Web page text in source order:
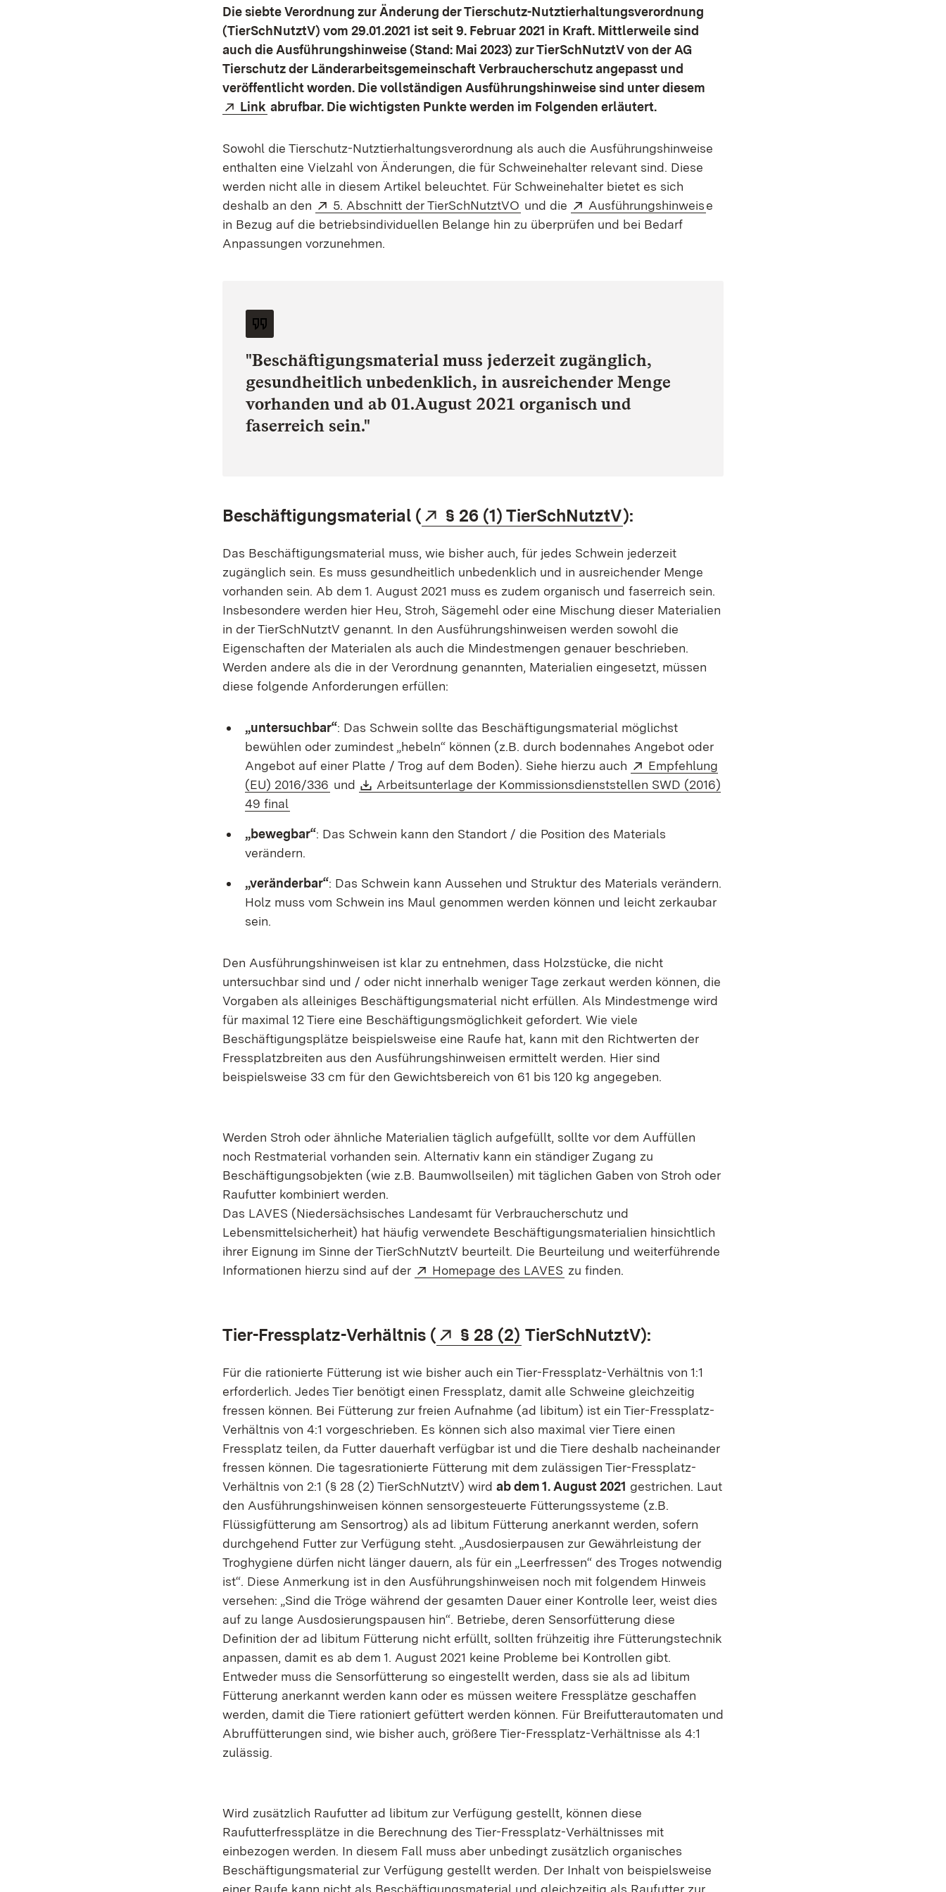
Die siebte Verordnung zur Änderung der Tierschutz-Nutztierhaltungsverordnung
(TierSchNutztV) vom 29.01.2021 ist seit 9. Februar 2021 in Kraft. Mittlerweile sind
auch die Ausführungshinweise (Stand: Mai 2023) zur TierSchNutztV von der AG
Tierschutz der Länderarbeitsgemeinschaft Verbraucherschutz angepasst und
veröffentlicht worden. Die vollständigen Ausführungshinweise sind unter diesem
Extern:
Link (Öffnet in neuem Fenster)
abrufbar. Die wichtigsten Punkte werden im Folgenden erläutert.
Sowohl die Tierschutz-Nutztierhaltungsverordnung als auch die Ausführungshinweise
enthalten eine Vielzahl von Änderungen, die für Schweinehalter relevant sind. Diese
werden nicht alle in diesem Artikel beleuchtet. Für Schweinehalter bietet es sich
deshalb an den
Extern:
5. Abschnitt der TierSchNutztVO (Öffnet in neuem Fenster)
und die Extern:
Ausführungshinweis(Öffnet in neuem Fenster)
e
in Bezug auf die betriebsindividuellen Belange hin zu überprüfen und bei Bedarf
Anpassungen vorzunehmen.
"Beschäftigungsmaterial muss jederzeit zugänglich,
gesundheitlich unbedenklich, in ausreichender Menge
vorhanden und ab 01.August 2021 organisch und
faserreich sein."
Beschäftigungsmaterial ( Extern:
§ 26 (1) TierSchNutztV(Öffnet in neuem Fenster)
):
Das Beschäftigungsmaterial muss, wie bisher auch, für jedes Schwein jederzeit
zugänglich sein. Es muss gesundheitlich unbedenklich und in ausreichender Menge
vorhanden sein. Ab dem 1. August 2021 muss es zudem organisch und faserreich sein.
Insbesondere werden hier Heu, Stroh, Sägemehl oder eine Mischung dieser Materialien
in der TierSchNutztV genannt. In den Ausführungshinweisen werden sowohl die
Eigenschaften der Materialen als auch die Mindestmengen genauer beschrieben.
Werden andere als die in der Verordnung genannten, Materialien eingesetzt, müssen
diese folgende Anforderungen erfüllen:
„untersuchbar“: Das Schwein sollte das Beschäftigungsmaterial möglichst
bewühlen oder zumindest „hebeln“ können (z.B. durch bodennahes Angebot oder
Angebot auf einer Platte / Trog auf dem Boden). Siehe hierzu auch
Extern:
Empfehlung
(EU) 2016/336 (Öffnet in neuem Fenster)
und Download:
Arbeitsunterlage der Kommissionsdienststellen SWD (2016)
49 final
„bewegbar“: Das Schwein kann den Standort / die Position des Materials
verändern.
„veränderbar“: Das Schwein kann Aussehen und Struktur des Materials verändern.
Holz muss vom Schwein ins Maul genommen werden können und leicht zerkaubar
sein.
Den Ausführungshinweisen ist klar zu entnehmen, dass Holzstücke, die nicht
untersuchbar sind und / oder nicht innerhalb weniger Tage zerkaut werden können, die
Vorgaben als alleiniges Beschäftigungsmaterial nicht erfüllen. Als Mindestmenge wird
für maximal 12 Tiere eine Beschäftigungsmöglichkeit gefordert. Wie viele
Beschäftigungsplätze beispielsweise eine Raufe hat, kann mit den Richtwerten der
Fressplatzbreiten aus den Ausführungshinweisen ermittelt werden. Hier sind
beispielsweise 33 cm für den Gewichtsbereich von 61 bis 120 kg angegeben.
Werden Stroh oder ähnliche Materialien täglich aufgefüllt, sollte vor dem Auffüllen
noch Restmaterial vorhanden sein. Alternativ kann ein ständiger Zugang zu
Beschäftigungsobjekten (wie z.B. Baumwollseilen) mit täglichen Gaben von Stroh oder
Raufutter kombiniert werden.
Das LAVES (Niedersächsisches Landesamt für Verbraucherschutz und
Lebensmittelsicherheit) hat häufig verwendete Beschäftigungsmaterialien hinsichtlich
ihrer Eignung im Sinne der TierSchNutztV beurteilt. Die Beurteilung und weiterführende
Informationen hierzu sind auf der
Extern:
Homepage des LAVES (Öffnet in neuem Fenster)
zu finden.
Tier-Fressplatz-Verhältnis ( Extern:
§ 28 (2) (Öffnet in neuem Fenster)
TierSchNutztV):
Für die rationierte Fütterung ist wie bisher auch ein Tier-Fressplatz-Verhältnis von 1:1
erforderlich. Jedes Tier benötigt einen Fressplatz, damit alle Schweine gleichzeitig
fressen können. Bei Fütterung zur freien Aufnahme (ad libitum) ist ein Tier-Fressplatz-
Verhältnis von 4:1 vorgeschrieben. Es können sich also maximal vier Tiere einen
Fressplatz teilen, da Futter dauerhaft verfügbar ist und die Tiere deshalb nacheinander
fressen können. Die tagesrationierte Fütterung mit dem zulässigen Tier-Fressplatz-
Verhältnis von 2:1 (§ 28 (2) TierSchNutztV) wird ab dem 1. August 2021 gestrichen. Laut
den Ausführungshinweisen können sensorgesteuerte Fütterungssysteme (z.B.
Flüssigfütterung am Sensortrog) als ad libitum Fütterung anerkannt werden, sofern
durchgehend Futter zur Verfügung steht. „Ausdosierpausen zur Gewährleistung der
Troghygiene dürfen nicht länger dauern, als für ein „Leerfressen“ des Troges notwendig
ist“. Diese Anmerkung ist in den Ausführungshinweisen noch mit folgendem Hinweis
versehen: „Sind die Tröge während der gesamten Dauer einer Kontrolle leer, weist dies
auf zu lange Ausdosierungspausen hin“. Betriebe, deren Sensorfütterung diese
Definition der ad libitum Fütterung nicht erfüllt, sollten frühzeitig ihre Fütterungstechnik
anpassen, damit es ab dem 1. August 2021 keine Probleme bei Kontrollen gibt.
Entweder muss die Sensorfütterung so eingestellt werden, dass sie als ad libitum
Fütterung anerkannt werden kann oder es müssen weitere Fressplätze geschaffen
werden, damit die Tiere rationiert gefüttert werden können. Für Breifutterautomaten und
Abruffütterungen sind, wie bisher auch, größere Tier-Fressplatz-Verhältnisse als 4:1
zulässig.
Wird zusätzlich Raufutter ad libitum zur Verfügung gestellt, können diese
Raufutterfressplätze in die Berechnung des Tier-Fressplatz-Verhältnisses mit
einbezogen werden. In diesem Fall muss aber unbedingt zusätzlich organisches
Beschäftigungsmaterial zur Verfügung gestellt werden. Der Inhalt von beispielsweise
einer Raufe kann nicht als Beschäftigungsmaterial und gleichzeitig als Raufutter zur